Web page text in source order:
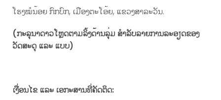
ໂຮງໝໍນ້ອຍ ກົກບົກ, ເມືອງຕະໂອ້ຍ, ແຂວງສາລະວັນ.
(ກະລຸນາດາວໂຫຼດຕາມລິ້ງດ້ານລຸ່ມ ສໍາລັບລາຍການລະອຽດຂອງ
ວັດສະດຸ ແລະ ແບບ)
ເງື່ອນໄຂ ແລະ ເອກະສານ​ທີ່​ຄັດ​ຕິດ: